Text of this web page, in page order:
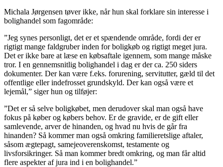
Michala Jørgensen tøver ikke, når hun skal forklare sin interesse i
bolighandel som fagområde:
”Jeg synes personligt, det er et spændende område, fordi der er
rigtigt mange faldgruber inden for boligkøb og rigtigt meget jura.
Det er ikke bare at læse en købsaftale igennem, som mange måske
tror. I en gennemsnitlig bolighandel i dag er der ca. 250 siders
dokumenter. Der kan være f.eks. forurening, servitutter, gæld til det
offentlige eller indefrosset grundskyld. Der kan også være et
lejemål,” siger hun og tilføjer:
”Det er så selve boligkøbet, men derudover skal man også have
fokus på køber og købers behov. Er de gravide, er de gift eller
samlevende, arver de hinanden, og hvad nu hvis de går fra
hinanden? Så kommer man også omkring familieretslige aftaler,
såsom ægtepagt, samejeoverenskomst, testamente og
livsforsikringer. Så man kommer bredt omkring, og man får altid
flere aspekter af jura ind i en bolighandel.”